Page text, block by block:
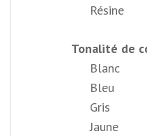
Résine
Tonalité de
Blanc
Bleu
Gris
Jaune